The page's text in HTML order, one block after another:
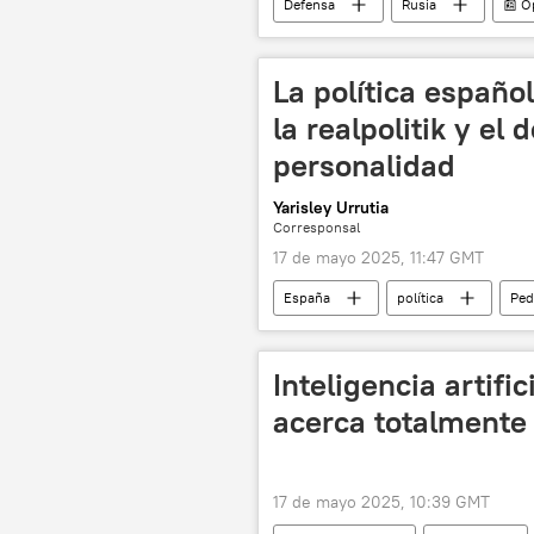
Defensa Rusia
📰
Ucrania
🛡️ Zonas de conflicto
La política
la realpolitik y el
personalidad
Yarisley Urrutia
Corresponsal
17 de mayo 2025, 11:47 GMT
España política
Israel
🌍 Europa 💬
Inteligencia
acerca
17 de mayo 2025, 10:39 GMT